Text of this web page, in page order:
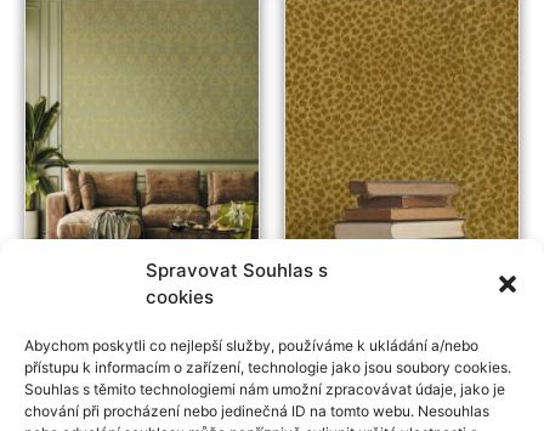
Spravovat Souhlas s
cookies
Abychom poskytli co nejlepší služby, používáme k ukládání a/nebo
přístupu k informacím o zařízení, technologie jako jsou soubory cookies.
Souhlas s těmito technologiemi nám umožní zpracovávat údaje, jako je
chování při procházení nebo jedinečná ID na tomto webu. Nesouhlas
d'Oro
Grottesca